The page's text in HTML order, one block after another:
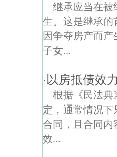
继承应当在被
生。这是继承的
因争夺房产而
子女...
· 以房抵债效
根据《民法典
定，通常情况
合同，且合同内
效...